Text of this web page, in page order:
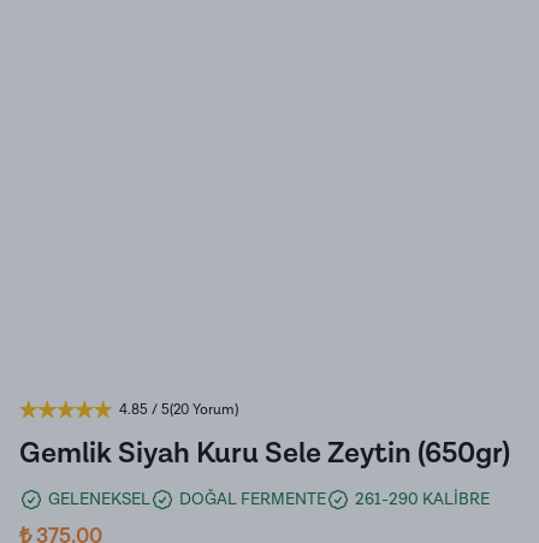
4.85 / 5(20 Yorum)
Gemlik Siyah Kuru Sele Zeytin (650gr)
GELENEKSEL DOĞAL FERMENTE 261-290 KALİBRE
₺ 375.00